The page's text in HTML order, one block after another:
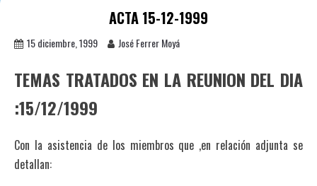
ACTA 15-12-1999
15 diciembre, 1999 José Ferrer Moyá
TEMAS TRATADOS EN LA REUNION DEL DIA
:15/12/1999
Con la asistencia de los miembros que ,en relación adjunta se
detallan: